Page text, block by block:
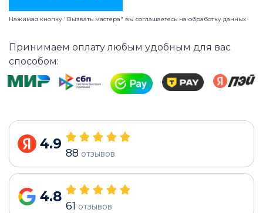
Нажимая кнопку "Вызвать мастера" вы соглашаетесь на обработку данных
Принимаем оплату любым удобным для вас
способом:
4.9
88 отзывов
4.8
61 отзывов